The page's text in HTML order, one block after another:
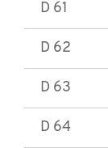
D 61
D 62
D 63
D 64